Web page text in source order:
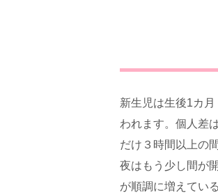
新生児は生後1カ
われます。個人差
だけ３時間以上の
夜はもう少し間が
が順調に増えてい